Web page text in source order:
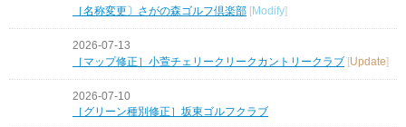
［名称変更〕さがの森ゴルフ倶楽部
Modify
2026-07-13
［マップ修正］小萱チェリークリークカントリークラブ [Update]
2026-07-10
［グリーン種別修正］坂東ゴルフクラブ